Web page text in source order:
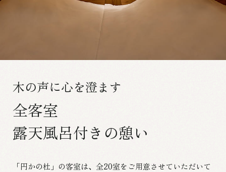
木の声に心を澄ます
全客室
露天風呂付きの憩い
「円かの杜」の客室は、全20室をご用意させていただいて